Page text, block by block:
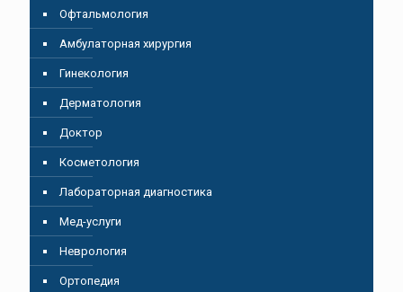
Oфтальмология
Амбулаторная хирургия
Гинекология
Дерматология
Доктор
Косметология
Лабораторная диагностика
Мед-услуги
Неврология
Ортопедия